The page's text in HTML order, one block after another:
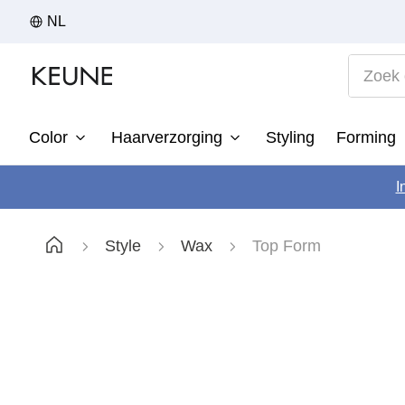
NL
Color Haarverzorging Styling Forming
Style Wax Top Form
2